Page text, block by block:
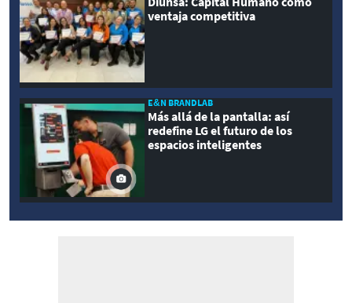
ventaja competitiva
E&N BRANDLAB
Más allá de la pantalla: así
redefine LG el futuro de los
espacios inteligentes